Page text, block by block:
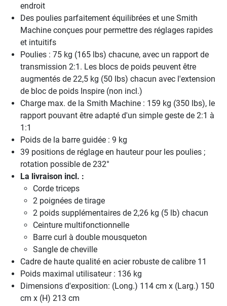
endroit
Des poulies parfaitement équilibrées et une Smith
Machine conçues pour permettre des réglages rapides
et intuitifs
Poulies : 75 kg (165 lbs) chacune, avec un rapport de
transmission 2:1. Les blocs de poids peuvent être
augmentés de 22,5 kg (50 lbs) chacun avec l'extension
de bloc de poids Inspire (non incl.)
Charge max. de la Smith Machine : 159 kg (350 lbs), le
rapport pouvant être adapté d'un simple geste de 2:1 à
1:1
Poids de la barre guidée : 9 kg
39 positions de réglage en hauteur pour les poulies ;
rotation possible de 232°
La livraison incl. :
Corde triceps
2 poignées de tirage
2 poids supplémentaires de 2,26 kg (5 lb) chacun
Ceinture multifonctionnelle
Barre curl à double mousqueton
Sangle de cheville
Cadre de haute qualité en acier robuste de calibre 11
Poids maximal utilisateur : 136 kg
Dimensions d'exposition: (Long.) 114 cm x (Larg.) 150
cm x (H) 213 cm